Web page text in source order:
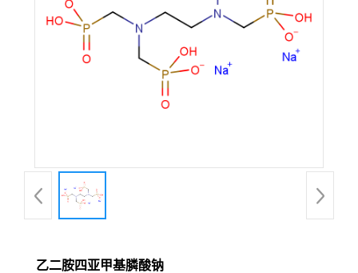
乙二胺四亚甲基膦酸钠